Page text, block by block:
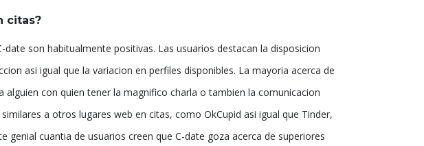
citas?
date son habitualmente positivas. Las usuarios destacan la disposicion
asi igual que la variacion en perfiles disponibles. La mayoria acerca de
alguien con quien tener la magnifico charla o tambien la comunicacion
a otros lugares web en citas, como OkCupid asi igual que Tinder,
genial cuantia de usuarios creen que C-date goza acerca de superiores